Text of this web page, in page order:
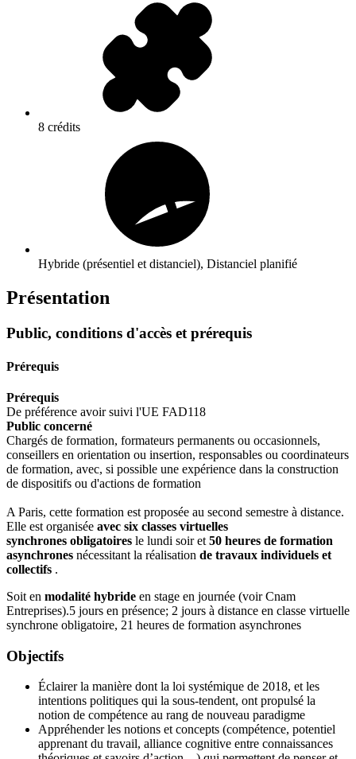
8 crédits
Hybride (présentiel et distanciel), Distanciel planifié
Présentation
Public, conditions d'accès et prérequis
Prérequis
Prérequis
De préférence avoir suivi l'UE FAD118
Public concerné
Chargés de formation, formateurs permanents ou occasionnels,
conseillers en orientation ou insertion, responsables ou coordinateurs
de formation, avec, si possible une expérience dans la construction
de dispositifs ou d'actions de formation
A Paris, cette formation est proposée au second semestre à distance.
Elle est organisée avec six classes virtuelles
synchrones obligatoires le lundi soir et 50 heures de formation
asynchrones nécessitant la réalisation de travaux individuels et
collectifs .
Soit en modalité hybride en stage en journée (voir Cnam
Entreprises).5 jours en présence; 2 jours à distance en classe virtuelle
synchrone obligatoire, 21 heures de formation asynchrones
Objectifs
Éclairer la manière dont la loi systémique de 2018, et les
intentions politiques qui la sous-tendent, ont propulsé la
notion de compétence au rang de nouveau paradigme
Appréhender les notions et concepts (compétence, potentiel
apprenant du travail, alliance cognitive entre connaissances